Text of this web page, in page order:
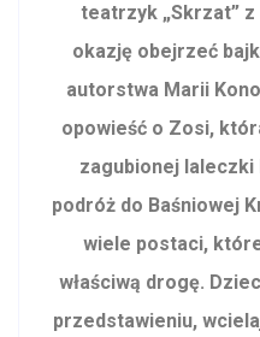
teatrzyk „Skrzat” z
okazję obejrzeć
autorstwa Marii
opowieść o Zosi,
zagubionej laleczki
podróż do Baśniowej
wiele postaci,
właściwą drogę.
przedstawieniu,